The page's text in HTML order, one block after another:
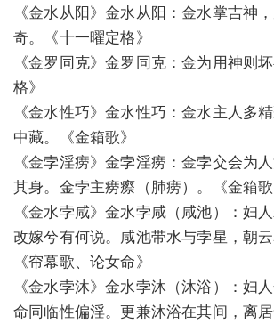
《金水从阳》金水从阳：金水掌吉神
奇。《十一曜定格》
《金罗同克》金罗同克：金为用神则
格》
《金水性巧》金水性巧：金水主人多
中藏。《金箱歌》
《金孛淫痨》金孛淫痨：金孛交会为
其身。金孛主痨瘵（肺痨）。《金箱歌
《金水孛咸》金水孛咸（咸池）：妇
改嫁兮有何说。咸池带水与孛星，朝云
《帘幕歌、论女命》
《金水孛沐》金水孛沐（沐浴）：妇
命同临性偏淫。更兼沐浴在其间，离居